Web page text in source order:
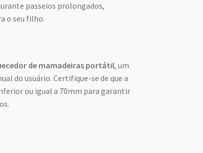
passeios prolongados,
o seu filho.
de mamadeiras portátil, um
do usuário. Certifique-se de que a
ou igual a 70mm para garantir